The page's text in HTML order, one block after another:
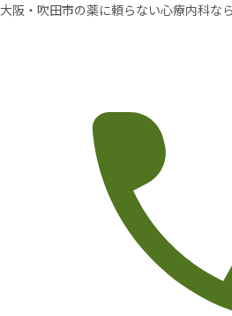
大阪・吹田市の薬に頼らない心療内科な